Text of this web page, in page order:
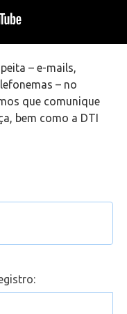
– e-mails,
– no
que comunique
bem como a DTI
com a conta